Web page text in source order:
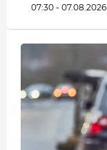
07:30 - 07.08.2026